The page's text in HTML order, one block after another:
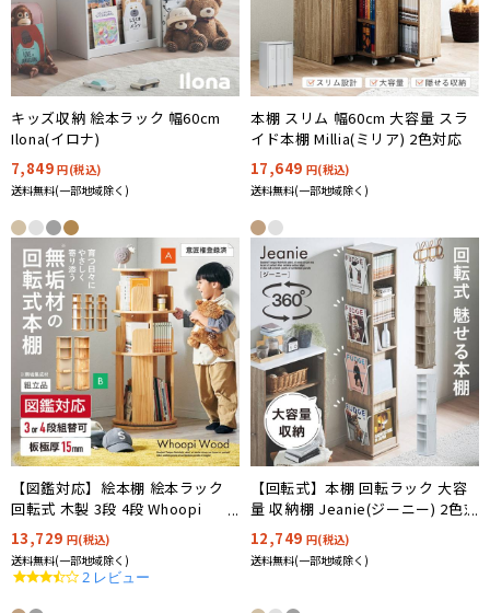
キッズ収納 絵本ラック 幅60cm
Ilona(イロナ)
7,849円(税込)
送料無料(一部地域除く)
本棚 スリム 幅60cm 大容量 スラ
イド本棚 Millia(ミリア) 2色対応
17,649 円(税込)
送料無料(一部地域除く)
【図鑑対応】絵本棚 絵本ラック
回転式 木製 3段 4段 Whoopi
Wood(ウーピーウッド)
13,729 円(税込)
送料無料(一部地域除く)
3.5
2 レビュー
【回転式】本棚 回転ラック 大容
量 収納棚 Jeanie(ジーニー) 2色対
応
12,749 円(税込)
送料無料(一部地域除く)